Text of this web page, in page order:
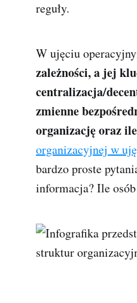
reguły.
W ujęciu
zależności, a jej
centralizacja/
zmienne
organizację oraz
organizacyjnej w
bardzo proste
informacja? Ile